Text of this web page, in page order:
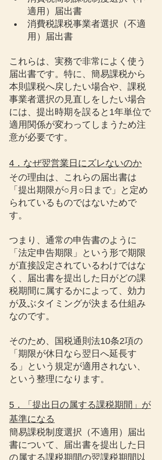
適用）届出書
消費税課税事業者選択（不適
用）届出書
これらは、実務で非常によく使う
届出書です。特に、簡易課税から
本則課税へ戻したい場合や、課税
事業者選択の見直しをしたい場合
には、提出時期を誤ると1年単位で
適用関係が変わってしまうため注
意が必要です。
4．なぜ翌営業日にズレないのか
その理由は、これらの届出書は
「提出期限が○月○日まで」と定め
られているものではないためで
す。
つまり、通常の申告書のように
「法定申告期限」という形で期限
が直接設定されているわけではな
く、届出書を提出した日がどの課
税期間に属するかによって、効力
が及ぶタイミングが決まる仕組み
なのです。
そのため、国税通則法10条2項の
「期限が休日なら翌日へ延長す
る」という規定が適用されない、
という整理になります。
5．「提出日の属する課税期間」が
基準になる
簡易課税制度選択（不適用）届出
書について、届出書を提出した日
の属する課税期間の翌課税期間以